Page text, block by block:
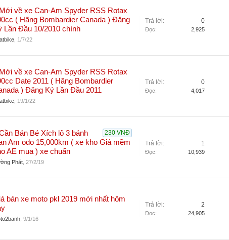
Mới về xe Can-Am Spyder RSS Rotax
( Hãng Bombardier Canada ) Đăng
Lần Đầu 10/2010 chính
1/7/22
Trả lời: 0
Đọc: 2,925
Mới về xe Can-Am Spyder RSS Rotax
Date 2011 ( Hãng Bombardier
) Đăng Ký Lần Đầu 2011
19/1/22
Trả lời: 0
Đọc: 4,017
230 VNĐ
Cần Bán Bé Xích lô 3 bánh
Am odo 15,000km ( xe kho Giá mềm
AE mua ) xe chuẩn
Phát 27/2/19
Trả lời: 1
Đọc: 10,939
bán xe moto pkl 2019 mới nhất hôm
9/1/16
Trả lời: 2
Đọc: 24,905